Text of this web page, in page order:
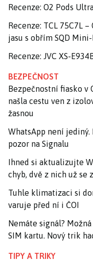
Recenze: O2 Pods
Recenze: TCL 75C7L
jasu s obřím SQD
Recenze: JVC XS-
BEZPEČNOST
Bezpečnostní fiasko v
našla cestu ven z
žasnou
WhatsApp není
pozor na Signalu
Ihned si aktualizujte
chyb, dvě z nich už se
Tuhle klimatizaci si
varuje před ní i ČOI
Nemáte signál?
SIM kartu. Nový trik
TIPY A TRIKY